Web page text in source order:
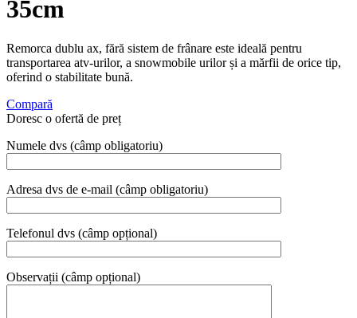
35cm
Remorca dublu ax, fără sistem de frânare este ideală pentru
transportarea atv-urilor, a snowmobile urilor și a mărfii de orice tip,
oferind o stabilitate bună.
Compară
Doresc o ofertă de preț
Numele dvs (câmp obligatoriu)
Adresa dvs de e-mail (câmp obligatoriu)
Telefonul dvs (câmp opțional)
Observații (câmp opțional)